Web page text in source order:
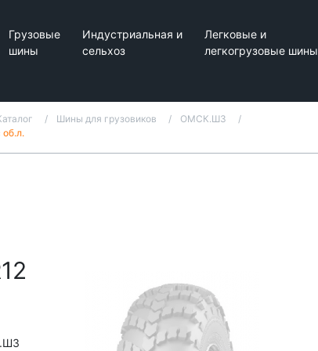
Грузовые
шины
Индустриальная и
сельхоз
Легковые и
легкогрузовые шины
Шины для грузовиков
ОМСК.ШЗ